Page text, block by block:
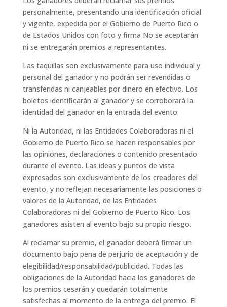
personalmente, presentando una identificación oficial
y vigente, expedida por el Gobierno de Puerto Rico o
de Estados Unidos con foto y firma No se aceptarán
ni se entregarán premios a representantes.
Las taquillas son exclusivamente para uso individual y
personal del ganador y no podrán ser revendidas o
transferidas ni canjeables por dinero en efectivo. Los
boletos identificarán al ganador y se corroborará la
identidad del ganador en la entrada del evento.
Ni la Autoridad, ni las Entidades Colaboradoras ni el
Gobierno de Puerto Rico se hacen responsables por
las opiniones, declaraciones o contenido presentado
durante el evento. Las ideas y puntos de vista
expresados son exclusivamente de los creadores del
evento, y no reflejan necesariamente las posiciones o
valores de la Autoridad, de las Entidades
Colaboradoras ni del Gobierno de Puerto Rico. Los
ganadores asisten al evento bajo su propio riesgo.
Al reclamar su premio, el ganador deberá firmar un
documento bajo pena de perjurio de aceptación y de
elegibilidad/responsabilidad/publicidad. Todas las
obligaciones de la Autoridad hacia los ganadores de
los premios cesarán y quedarán totalmente
satisfechas al momento de la entrega del premio. El